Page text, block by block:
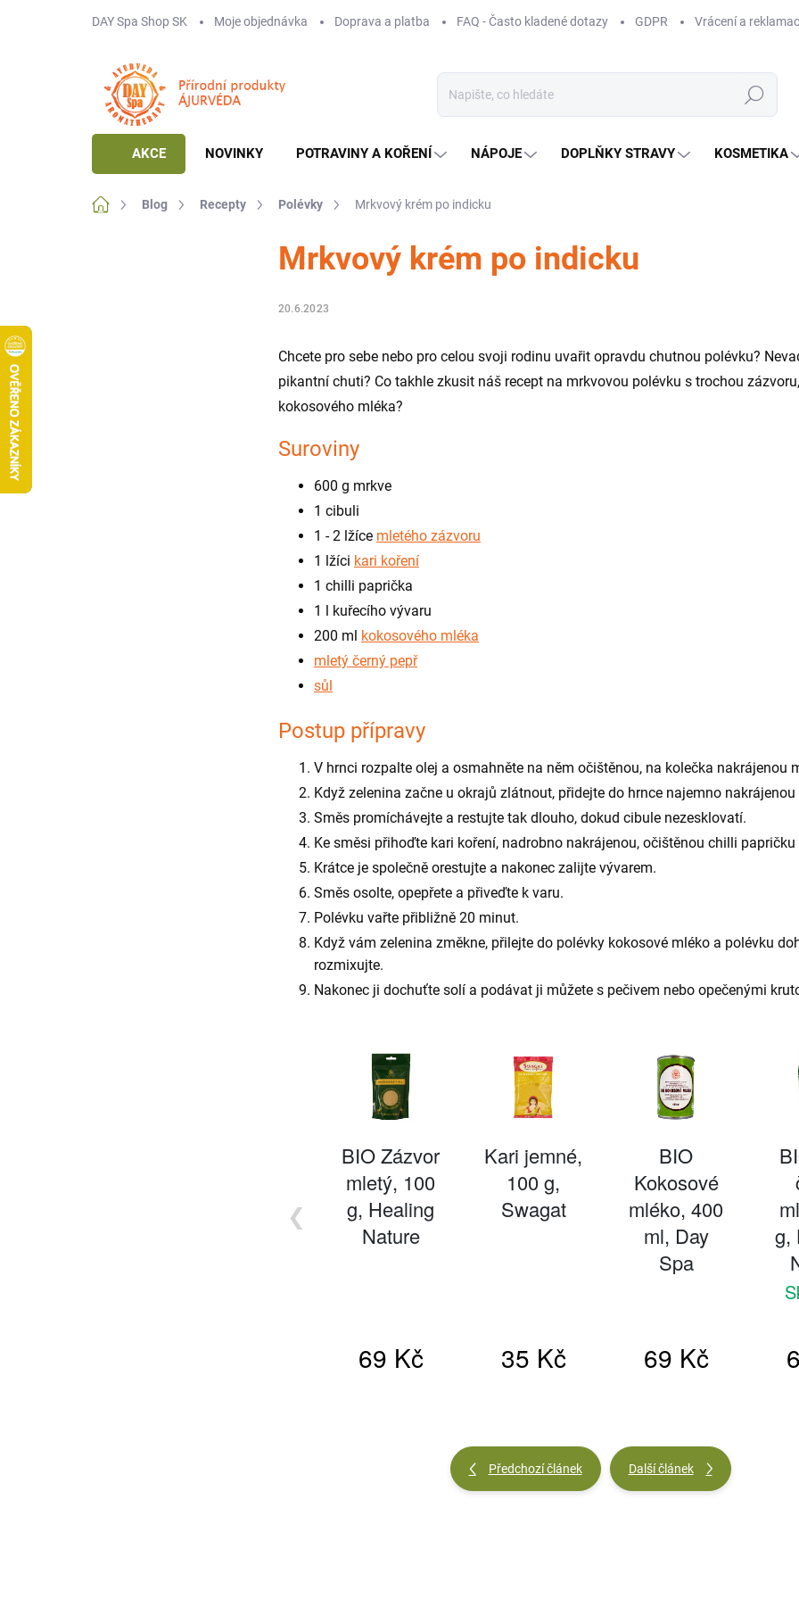
DAY Spa Shop SK Moje objednávka Doprava a platba FAQ - Často kladené dotazy GDPR Vrácení a
Hledat
AKCE NOVINKY POTRAVINY A KOŘENÍ NÁPOJE DOPLŇKY STRAVY KOSMETIKA
Domů Blog Recepty Polévky Mrkvový krém po indicku
Mrkvový krém po indicku
20.6.2023
Chcete pro sebe nebo pro celou svoji rodinu uvařit opravdu chutnou polévku?
pikantní chuti? Co takhle zkusit náš recept na mrkvovou polévku s trochou
kokosového mléka?
Suroviny
600 g mrkve
1 cibuli
1 - 2 lžíce mletého zázvoru
1 lžíci kari koření
1 chilli paprička
1 l kuřecího vývaru
200 ml kokosového mléka
mletý černý pepř
sůl
Postup přípravy
V hrnci rozpalte olej a osmahněte na něm očištěnou, na kolečka nakrájenou
Když zelenina začne u okrajů zlátnout, přidejte do hrnce najemno
Směs promíchávejte a restujte tak dlouho, dokud cibule nezesklovatí.
Ke směsi přihoďte kari koření, nadrobno nakrájenou, očištěnou chilli papričku
Krátce je společně orestujte a nakonec zalijte vývarem.
Směs osolte, opepřete a přiveďte k varu.
Polévku vařte přibližně 20 minut.
Když vám zelenina změkne, přilejte do polévky kokosové mléko a polévku
rozmixujte.
Nakonec ji dochuťte solí a podávat ji můžete s pečivem nebo opečenými
Předchozí článek Další článek